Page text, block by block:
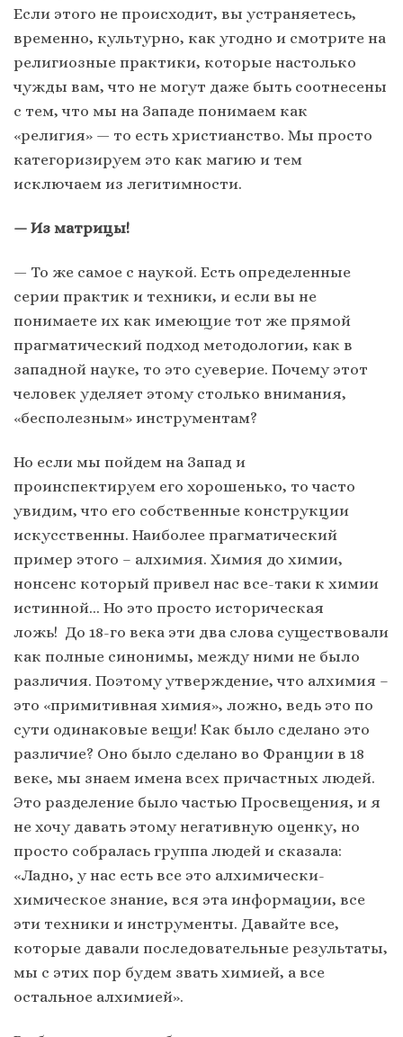
Если этого не происходит, вы устраняетесь,
временно, культурно, как угодно и смотрите на
религиозные практики, которые настолько
чужды вам, что не могут даже быть соотнесены
с тем, что мы на Западе понимаем как
«религия» — то есть христианство. Мы просто
категоризируем это как магию и тем
исключаем из легитимности.
— Из матрицы!
— То же самое с наукой. Есть определенные
серии практик и техники, и если вы не
понимаете их как имеющие тот же прямой
прагматический подход методологии, как в
западной науке, то это суеверие. Почему этот
человек уделяет этому столько внимания,
«бесполезным» инструментам?
Но если мы пойдем на Запад и
проинспектируем его хорошенько, то часто
увидим, что его собственные конструкции
искусственны. Наиболее прагматический
пример этого – алхимия. Химия до химии,
нонсенс который привел нас все-таки к химии
истинной… Но это просто историческая
ложь! До 18-го века эти два слова существовали
как полные синонимы, между ними не было
различия. Поэтому утверждение, что алхимия –
это «примитивная химия», ложно, ведь это по
сути одинаковые вещи! Как было сделано это
различие? Оно было сделано во Франции в 18
веке, мы знаем имена всех причастных людей.
Это разделение было частью Просвещения, и я
не хочу давать этому негативную оценку, но
просто собралась группа людей и сказала:
«Ладно, у нас есть все это алхимически-
химическое знание, вся эта информации, все
эти техники и инструменты. Давайте все,
которые давали последовательные результаты,
мы с этих пор будем звать химией, а все
остальное алхимией».